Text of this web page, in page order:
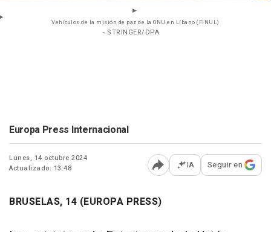
Vehículos de la misión de paz de la ONU en Líbano (FINUL)
- STRINGER/DPA
Europa Press Internacional
Lunes, 14 octubre 2024
Actualizado: 13:48
Abrir opciones para
IA Seguir en
BRUSELAS, 14 (EUROPA PRESS)